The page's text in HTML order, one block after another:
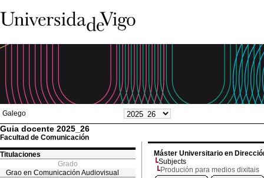
Galego
Guia docente 2025_26
Facultad de Comunicación
Titulaciones
Grado
Grao en Comunicación Audiovisual
Máster Universitario en
Subjects
Produción para medios dixitais